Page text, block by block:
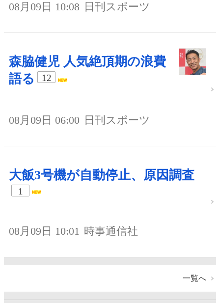
08月09日 10:08 日刊スポーツ
森脇健児 人気絶頂期の浪費
語る
12
08月09日 06:00 日刊スポーツ
大飯3号機が自動停止、原因調査
1
08月09日 10:01 時事通信社
一覧へ